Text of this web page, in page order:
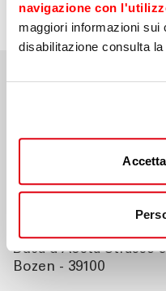
navigazione con
maggiori informazioni sui
disabilitazione consulta la
Filiale Bozen -
Bozen - 39100
Filiale Bozen -
Duca d'Aosta Strasse
Bozen - 39100